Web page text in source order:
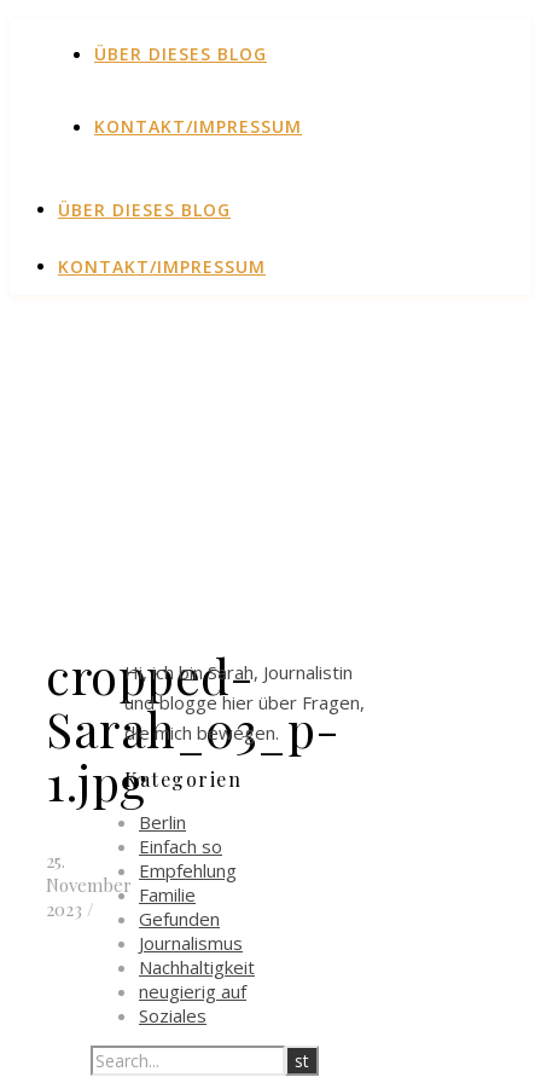
ÜBER DIESES BLOG
KONTAKT/IMPRESSUM
ÜBER DIESES BLOG
KONTAKT/IMPRESSUM
cropped-
Sarah_03_p-
1.jpg
25.
November
2023 /
Hi, ich bin Sarah, Journalistin
und blogge hier über Fragen,
die mich bewegen.
Kategorien
Berlin
Einfach so
Empfehlung
Familie
Gefunden
Journalismus
Nachhaltigkeit
neugierig auf
Soziales